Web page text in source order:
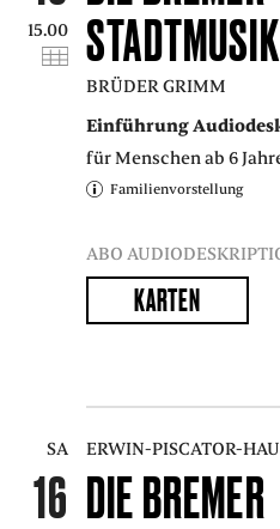
15.00
BRÜDER GRIMM
Einführung
für Menschen ab 6
Familienvorstellung
ABO
KARTEN
SA
16
ERWIN-PISCATOR-
DIE BREMER